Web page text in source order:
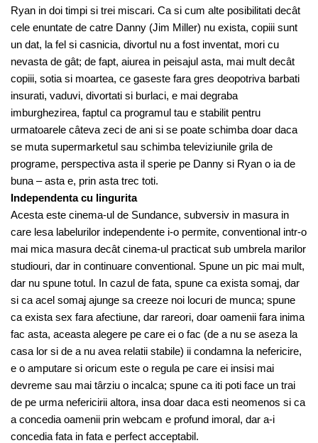
Ryan in doi timpi si trei miscari. Ca si cum alte posibilitati decât
cele enuntate de catre Danny (Jim Miller) nu exista, copiii sunt
un dat, la fel si casnicia, divortul nu a fost inventat, mori cu
nevasta de gât; de fapt, aiurea in peisajul asta, mai mult decât
copiii, sotia si moartea, ce gaseste fara gres deopotriva barbati
insurati, vaduvi, divortati si burlaci, e mai degraba
imburghezirea, faptul ca programul tau e stabilit pentru
urmatoarele câteva zeci de ani si se poate schimba doar daca
se muta supermarketul sau schimba televiziunile grila de
programe, perspectiva asta il sperie pe Danny si Ryan o ia de
buna – asta e, prin asta trec toti.
Independenta cu lingurita
Acesta este cinema-ul de Sundance, subversiv in masura in
care lesa labelurilor independente i-o permite, conventional intr-o
mai mica masura decât cinema-ul practicat sub umbrela marilor
studiouri, dar in continuare conventional. Spune un pic mai mult,
dar nu spune totul. In cazul de fata, spune ca exista somaj, dar
si ca acel somaj ajunge sa creeze noi locuri de munca; spune
ca exista sex fara afectiune, dar rareori, doar oamenii fara inima
fac asta, aceasta alegere pe care ei o fac (de a nu se aseza la
casa lor si de a nu avea relatii stabile) ii condamna la nefericire,
e o amputare si oricum este o regula pe care ei insisi mai
devreme sau mai târziu o incalca; spune ca iti poti face un trai
de pe urma nefericirii altora, insa doar daca esti neomenos si ca
a concedia oamenii prin webcam e profund imoral, dar a-i
concedia fata in fata e perfect acceptabil.